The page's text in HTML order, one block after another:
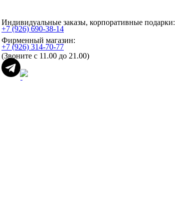
Индивидуальные заказы, корпоративные подарки:
+7 (926) 690-38-14
Фирменный магазин:
+7 (926) 314-70-77
(Звоните с 11.00 до 21.00)